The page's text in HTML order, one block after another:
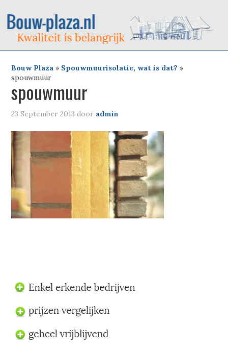
Bouw Plaza » Spouwmuurisolatie, wat is dat? »
spouwmuur
spouwmuur
23 September 2013 door admin